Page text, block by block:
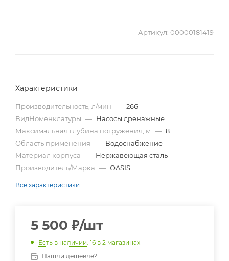
Артикул: 00000181419
Характеристики
Производительность, л/мин — 266
ВидНоменклатуры — Насосы дренажные
Максимальная глубина погружения, м — 8
Область применения — Водоснабжение
Материал корпуса — Нержавеющая сталь
Производитель/Марка — OASIS
Все характеристики
5 500 ₽/шт
Есть в наличии: 16 в 2 магазинах
Нашли дешевле?